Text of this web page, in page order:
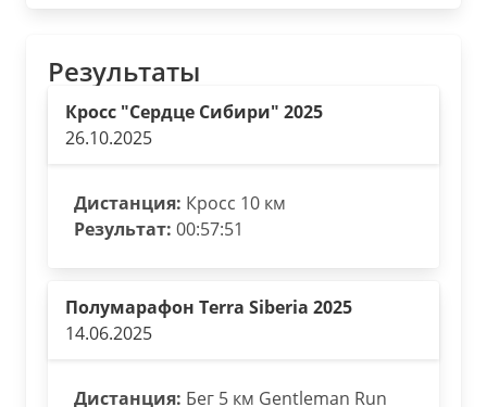
Результаты
Кросс "Сердце Сибири" 2025
26.10.2025
Дистанция: Кросс 10 км
Результат: 00:57:51
Полумарафон Terra Siberia 2025
14.06.2025
Дистанция: Бег 5 км Gentleman Run